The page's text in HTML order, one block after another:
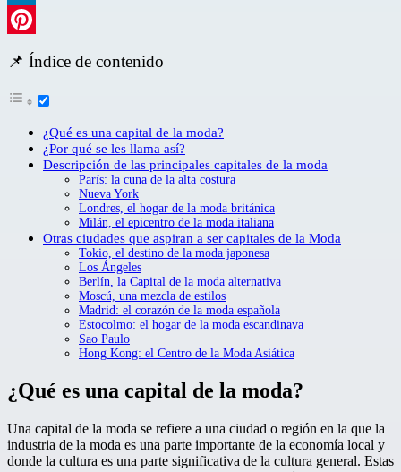
LinkedIn
📌 Índice de contenido
¿Qué es una capital de la moda?
¿Por qué se les llama así?
Descripción de las principales capitales de la moda
París: la cuna de la alta costura
Nueva York
Londres, el hogar de la moda británica
Milán, el epicentro de la moda italiana
Otras ciudades que aspiran a ser capitales de la Moda
Tokio, el destino de la moda japonesa
Los Ángeles
Berlín, la Capital de la moda alternativa
Moscú, una mezcla de estilos
Madrid: el corazón de la moda española
Estocolmo: el hogar de la moda escandinava
Sao Paulo
Hong Kong: el Centro de la Moda Asiática
¿Qué es una capital de la moda?
Una capital de la moda se refiere a una ciudad o región en la que la
industria de la moda es una parte importante de la economía local y
donde la cultura es una parte significativa de la cultura general. Estas